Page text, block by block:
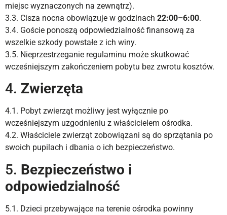
miejsc wyznaczonych na zewnątrz).
3.3. Cisza nocna obowiązuje w godzinach 22:00–6:00.
3.4. Goście ponoszą odpowiedzialność finansową za
wszelkie szkody powstałe z ich winy.
3.5. Nieprzestrzeganie regulaminu może skutkować
wcześniejszym zakończeniem pobytu bez zwrotu kosztów.
4. Zwierzęta
4.1. Pobyt zwierząt możliwy jest wyłącznie po
wcześniejszym uzgodnieniu z właścicielem ośrodka.
4.2. Właściciele zwierząt zobowiązani są do sprzątania po
swoich pupilach i dbania o ich bezpieczeństwo.
5. Bezpieczeństwo i
odpowiedzialność
5.1. Dzieci przebywające na terenie ośrodka powinny